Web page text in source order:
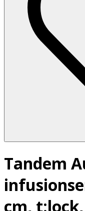
Tandem
cm,